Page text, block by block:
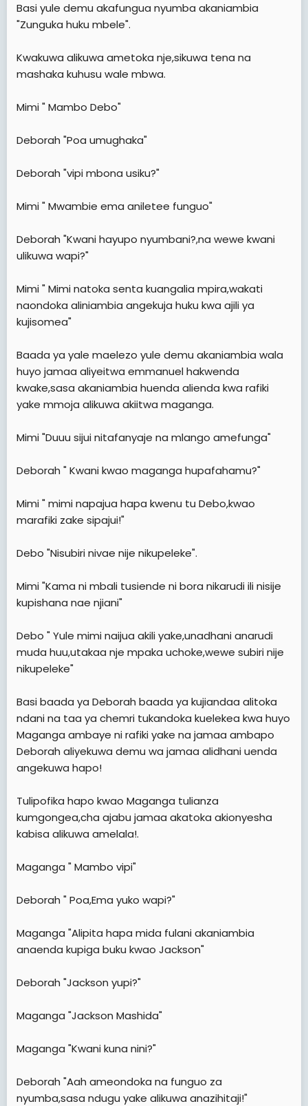
Basi yule demu akafungua nyumba akaniambia
"Zunguka huku mbele".
Kwakuwa alikuwa ametoka nje,sikuwa tena na
mashaka kuhusu wale mbwa.
Mimi " Mambo Debo"
Deborah "Poa umughaka"
Deborah "vipi mbona usiku?"
Mimi " Mwambie ema aniletee funguo"
Deborah "Kwani hayupo nyumbani?,na wewe kwani
ulikuwa wapi?"
Mimi " Mimi natoka senta kuangalia mpira,wakati
naondoka aliniambia angekuja huku kwa ajili ya
kujisomea"
Baada ya yale maelezo yule demu akaniambia wala
huyo jamaa aliyeitwa emmanuel hakwenda
kwake,sasa akaniambia huenda alienda kwa rafiki
yake mmoja alikuwa akiitwa maganga.
Mimi "Duuu sijui nitafanyaje na mlango amefunga"
Deborah " Kwani kwao maganga hupafahamu?"
Mimi " mimi napajua hapa kwenu tu Debo,kwao
marafiki zake sipajui!"
Debo "Nisubiri nivae nije nikupeleke".
Mimi "Kama ni mbali tusiende ni bora nikarudi ili nisije
kupishana nae njiani"
Debo " Yule mimi naijua akili yake,unadhani anarudi
muda huu,utakaa nje mpaka uchoke,wewe subiri nije
nikupeleke"
Basi baada ya Deborah baada ya kujiandaa alitoka
ndani na taa ya chemri tukandoka kuelekea kwa huyo
Maganga ambaye ni rafiki yake na jamaa ambapo
Deborah aliyekuwa demu wa jamaa alidhani uenda
angekuwa hapo!
Tulipofika hapo kwao Maganga tulianza
kumgongea,cha ajabu jamaa akatoka akionyesha
kabisa alikuwa amelala!.
Maganga " Mambo vipi"
Deborah " Poa,Ema yuko wapi?"
Maganga "Alipita hapa mida fulani akaniambia
anaenda kupiga buku kwao Jackson"
Deborah "Jackson yupi?"
Maganga "Jackson Mashida"
Maganga "Kwani kuna nini?"
Deborah "Aah ameondoka na funguo za
nyumba,sasa ndugu yake alikuwa anazihitaji!"